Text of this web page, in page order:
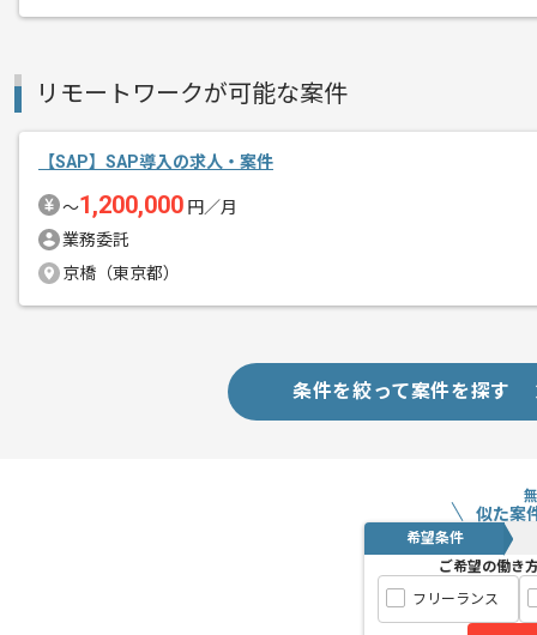
リモートワークが可能な案件
【SAP】SAP導入の求人・案件
〜1,200,000 円／月
業務委託
京橋（東京都）
条件を絞って案件を探す
似た案
希望条件
ご希望の働き
フリーランス